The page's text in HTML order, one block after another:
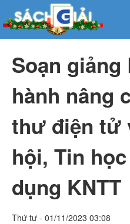
Soạn
hành nâng
thư điện tử
hội, Tin
dụng KNTT
Thứ tư - 01/11/2023 03:08